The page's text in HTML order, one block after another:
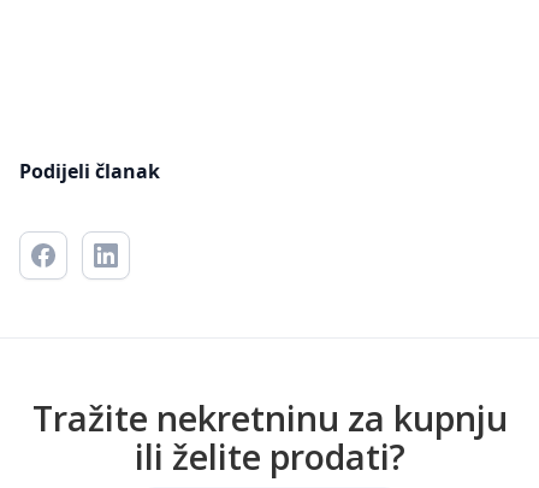
Podijeli članak
Tražite nekretninu za kupnju
ili želite prodati?